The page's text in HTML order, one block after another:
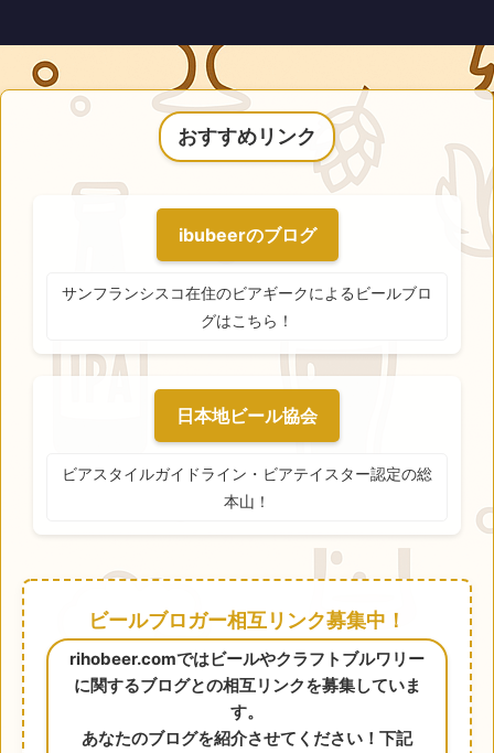
おすすめリンク
ibubeerのブログ
サンフランシスコ在住のビアギークによるビールブロ
グはこちら！
日本地ビール協会
ビアスタイルガイドライン・ビアテイスター認定の総
本山！
ビールブロガー相互リンク募集中！
rihobeer.comではビールやクラフトブルワリー
に関するブログとの相互リンクを募集していま
す。
あなたのブログを紹介させてください！下記